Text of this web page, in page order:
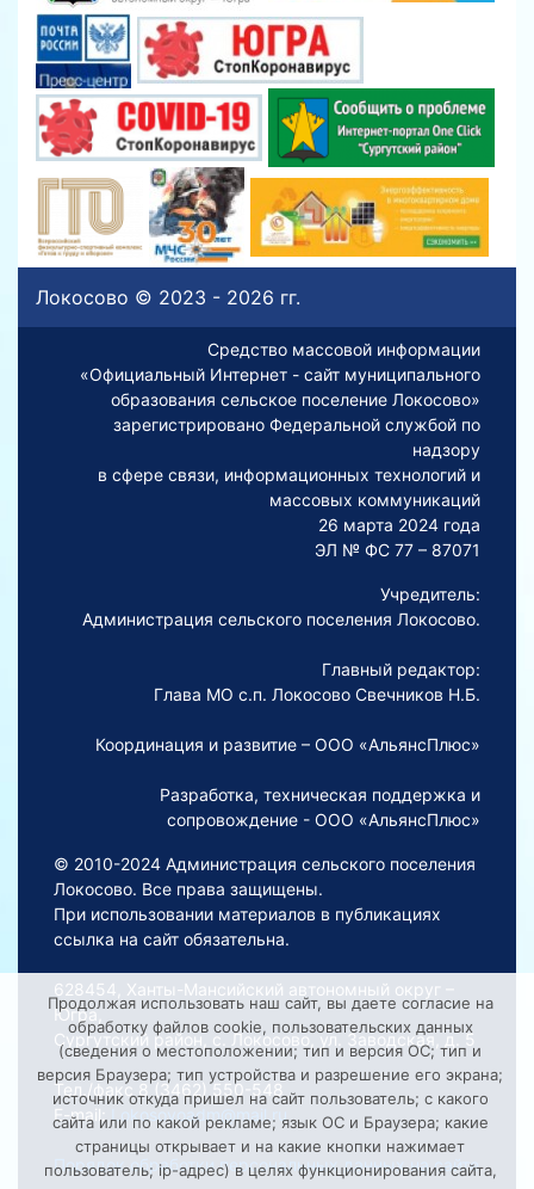
Локосово © 2023 - 2026 гг.
Средство массовой информации
«Официальный Интернет - сайт муниципального
образования сельское поселение Локосово»
зарегистрировано Федеральной службой по
надзору
в сфере связи, информационных технологий и
массовых коммуникаций
26 марта 2024 года
ЭЛ № ФС 77 – 87071
Учредитель:
Администрация сельского поселения Локосово.
Главный редактор:
Глава МО с.п. Локосово Свечников Н.Б.
Координация и развитие – ООО «АльянсПлюс»
Разработка, техническая поддержка и
сопровождение - ООО «АльянсПлюс»
© 2010-2024 Администрация сельского поселения
Локосово. Все права защищены.
При использовании материалов в публикациях
ссылка на сайт обязательна.
628454, Ханты-Мансийский автономный округ –
Югра,
Сургутский район, с. Локосово, ул. Заводская, д. 5
Тел./факс 8 (3462) 550-548
E-mail:
Lokosovoadm@mail.ru
Порядок обработки персональных данных на сайте
Продолжая использовать наш сайт, вы даете согласие на
обработку файлов cookie, пользовательских данных
(сведения о местоположении; тип и версия ОС; тип и
версия Браузера; тип устройства и разрешение его экрана;
источник откуда пришел на сайт пользователь; с какого
сайта или по какой рекламе; язык ОС и Браузера; какие
страницы открывает и на какие кнопки нажимает
пользователь; ip-адрес) в целях функционирования сайта,